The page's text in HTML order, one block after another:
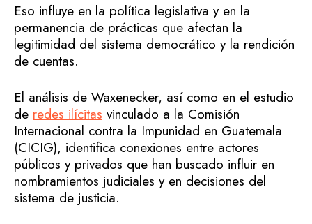
Eso influye en la política legislativa y en la
permanencia de prácticas que afectan la
legitimidad del sistema democrático y la rendición
de cuentas.
El análisis de Waxenecker, así como en el estudio
de redes ilícitas vinculado a la Comisión
Internacional contra la Impunidad en Guatemala
(CICIG), identifica conexiones entre actores
públicos y privados que han buscado influir en
nombramientos judiciales y en decisiones del
sistema de justicia.